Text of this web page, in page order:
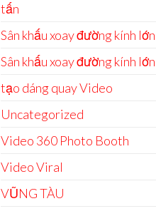
tấn
Sân khấu xoay đường kính
Sân khấu xoay đường kính
tạo dáng quay Video
Uncategorized
Video 360 Photo Booth
Video Viral
VŨNG TÀU